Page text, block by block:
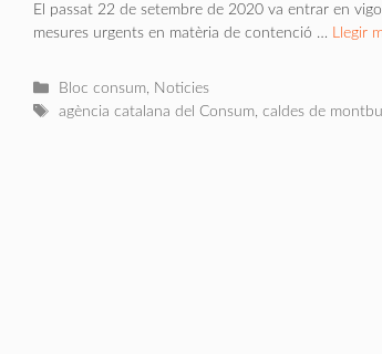
El passat 22 de setembre de 2020 va entrar en
mesures urgents en matèria de contenció …
Llegir
Categories
Bloc consum, Noticies
Etiquetes
agència catalana del Consum,caldes de